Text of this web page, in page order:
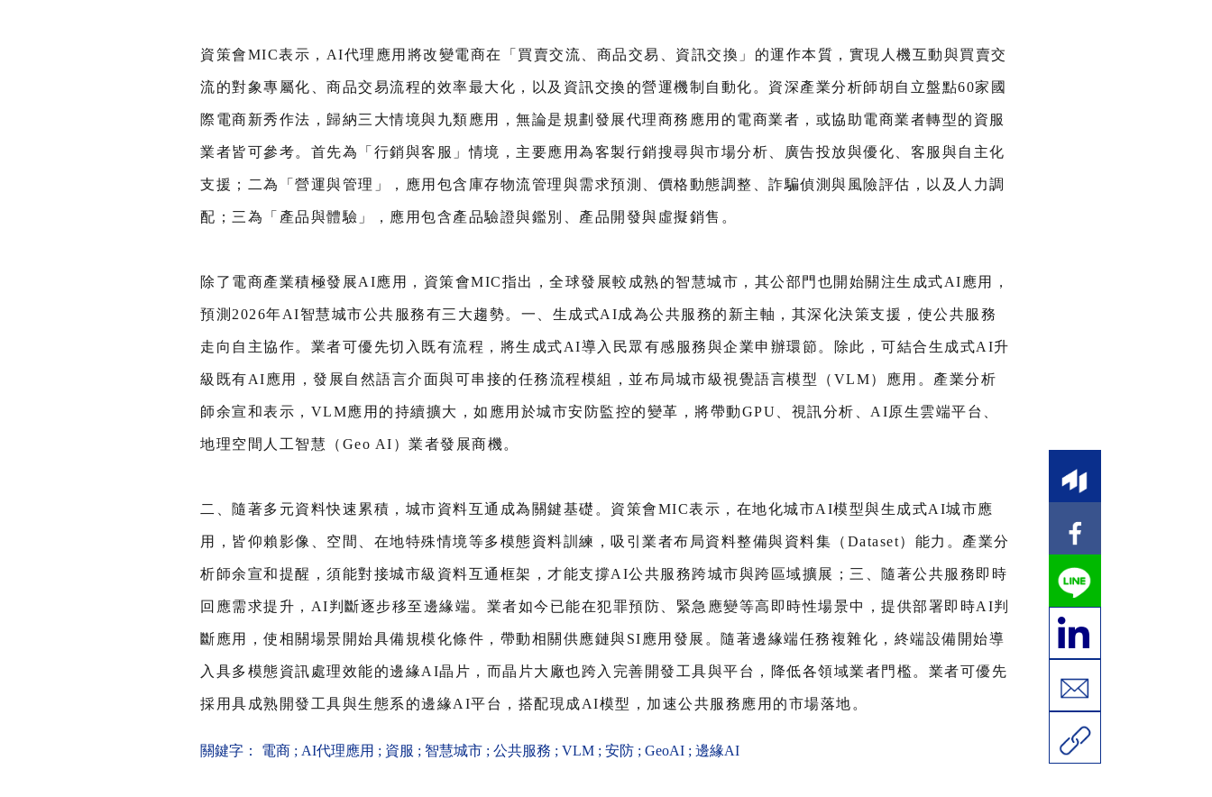
資策會MIC表示，AI代理應用將改變電商在「買賣交流、商品交易、資訊交換」的運作本質，實現人機互動與買賣交
流的對象專屬化、商品交易流程的效率最大化，以及資訊交換的營運機制自動化。資深產業分析師胡自立盤點60家國
際電商新秀作法，歸納三大情境與九類應用，無論是規劃發展代理商務應用的電商業者，或協助電商業者轉型的資服
業者皆可參考。首先為「行銷與客服」情境，主要應用為客製行銷搜尋與市場分析、廣告投放與優化、客服與自主化
支援；二為「營運與管理」，應用包含庫存物流管理與需求預測、價格動態調整、詐騙偵測與風險評估，以及人力調
配；三為「產品與體驗」，應用包含產品驗證與鑑別、產品開發與虛擬銷售。
除了電商產業積極發展AI應用，資策會MIC指出，全球發展較成熟的智慧城市，其公部門也開始關注生成式AI應用，
預測2026年AI智慧城市公共服務有三大趨勢。一、生成式AI成為公共服務的新主軸，其深化決策支援，使公共服務
走向自主協作。業者可優先切入既有流程，將生成式AI導入民眾有感服務與企業申辦環節。除此，可結合生成式AI升
級既有AI應用，發展自然語言介面與可串接的任務流程模組，並布局城市級視覺語言模型（VLM）應用。產業分析
師余宣和表示，VLM應用的持續擴大，如應用於城市安防監控的變革，將帶動GPU、視訊分析、AI原生雲端平台、
地理空間人工智慧（Geo AI）業者發展商機。
二、隨著多元資料快速累積，城市資料互通成為關鍵基礎。資策會MIC表示，在地化城市AI模型與生成式AI城市應
用，皆仰賴影像、空間、在地特殊情境等多模態資料訓練，吸引業者布局資料整備與資料集（Dataset）能力。產業分
析師余宣和提醒，須能對接城市級資料互通框架，才能支撐AI公共服務跨城市與跨區域擴展；三、隨著公共服務即時
回應需求提升，AI判斷逐步移至邊緣端。業者如今已能在犯罪預防、緊急應變等高即時性場景中，提供部署即時AI判
斷應用，使相關場景開始具備規模化條件，帶動相關供應鏈與SI應用發展。隨著邊緣端任務複雜化，終端設備開始導
入具多模態資訊處理效能的邊緣AI晶片，而晶片大廠也跨入完善開發工具與平台，降低各領域業者門檻。業者可優先
採用具成熟開發工具與生態系的邊緣AI平台，搭配現成AI模型，加速公共服務應用的市場落地。
關鍵字： 電商 ; AI代理應用 ; 資服 ; 智慧城市 ; 公共服務 ; VLM ; 安防 ; GeoAI ; 邊緣AI